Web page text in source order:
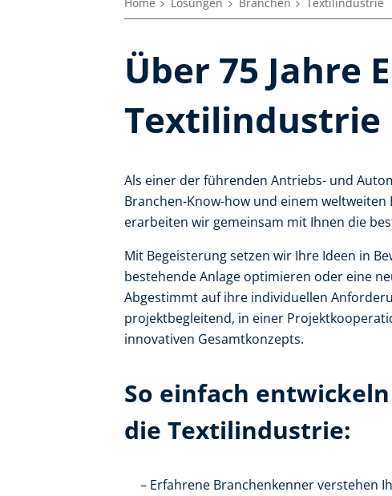
Über 75 Jahre
Textilindustrie
Als einer der führenden Antriebs- und
Branchen-Know-how und einem
erarbeiten wir gemeinsam mit Ihnen die
Mit Begeisterung setzen wir Ihre Ideen in
bestehende Anlage optimieren oder eine
Abgestimmt auf ihre individuellen
projektbegleitend, in einer
innovativen Gesamtkonzepts.
So einfach
die Textilindustrie:
Erfahrene Branchenkenner verstehen